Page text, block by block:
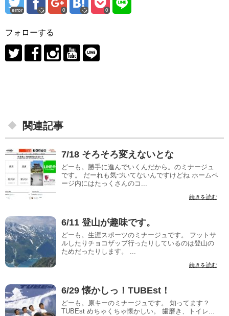
error 0 0
フォローする
関連記事
7/18 そろそろ変えないとな
どーも。勝手に進んでいくんだから。のミナージュ
です。 だーれも気づいてないんですけどね ホームペ
ージ内にはたっくさんのコ...
続きを読む
6/11 登山が趣味です。
どーも。生涯スポーツのミナージュです。 フットサ
ルしたりチョコザップ行ったりしているのは登山の
ためだったりします。 ...
続きを読む
6/29 懐かしっ！TUBEst！
どーも。原キーのミナージュです。 知ってます？
TUBEst めちゃくちゃ懐かしい。 歯磨き、トイレ...